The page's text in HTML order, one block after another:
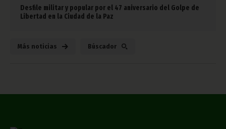
Desfile militar y popular por el 47 aniversario del Golpe de
Libertad en la Ciudad de la Paz
Más noticias Búscador